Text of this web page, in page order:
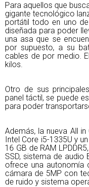
Para aquellos que
gigante tecnológico
portátil todo en uno
diseñada para poder
una asa que se
por supuesto, a su
cables de por medio.
kilos.
Otro de sus
panel táctil, se puede
para poder
Además, la nueva All
Intel Core i5-1335U y
16 GB de RAM
SSD, sistema de audio
ofrece una autonomía
cámara de 5MP con
de ruido y sistema